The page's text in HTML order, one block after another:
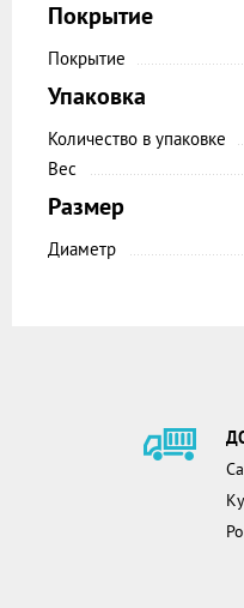
Покрытие
Покрытие
Упаковка
Количество в упаковке
Вес
Размер
Диаметр